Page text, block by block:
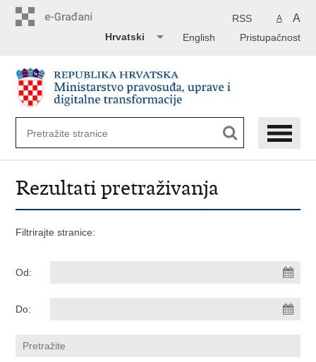
A A
RSS
Pristupačnost
English
Hrvatski
Rezultati pretraživanja
Filtrirajte stranice:
Od:
Do: